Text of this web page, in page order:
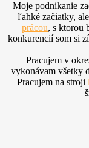
Moje podnikanie
ľahké začiatky,
prácou, s ktorou
konkurencií som si
Pracujem v
vykonávam všetky
Pracujem na stroji